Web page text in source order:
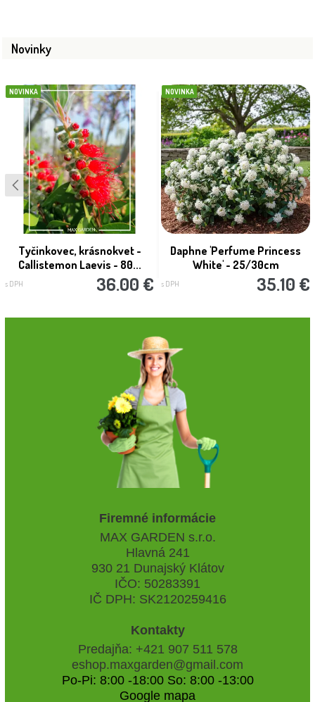
Novinky
NOVINKA
Tyčinkovec, krásnokvet -
Callistemon Laevis - 80...
s DPH 36.00 €
NOVINKA
Daphne 'Perfume Princess
White' - 25/30cm
s DPH 35.10 €
Firemné informácie
MAX GARDEN s.r.o.
Hlavná 241
930 21 Dunajský Klátov
IČO: 50283391
IČ DPH: SK2120259416
Kontakty
Predajňa: +421 907 511 578
eshop.maxgarden@gmail.com
Po-Pi: 8:00 -18:00 So: 8:00 -13:00
Google mapa